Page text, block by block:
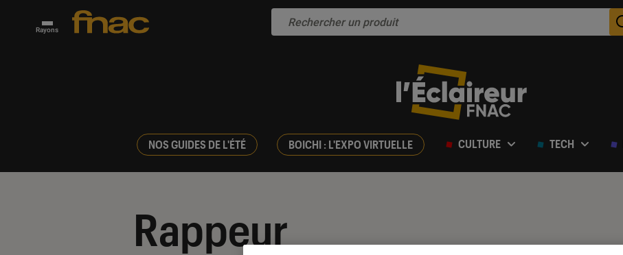
Rayons
NOS GUIDES DE L'ÉTÉ BOICHI : L'EXPO VIRTUELLE CULTURE TECH
Rappeur